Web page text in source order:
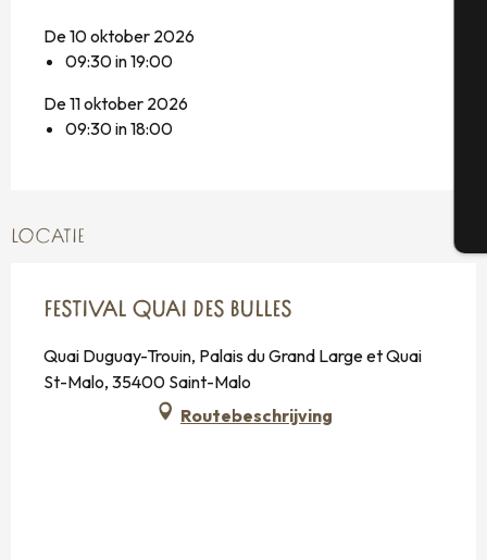
De 10 oktober 2026
09:30 in 19:00
De 11 oktober 2026
09:30 in 18:00
LOCATIE
FESTIVAL QUAI DES BULLES
Quai Duguay-Trouin, Palais du Grand Large et Quai
St-Malo, 35400 Saint-Malo
Routebeschrijving